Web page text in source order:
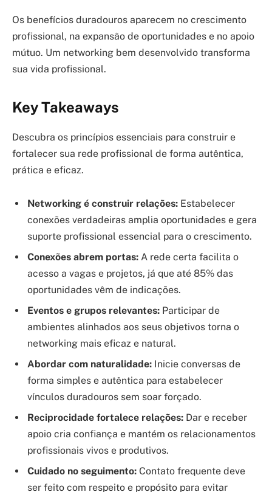
Os benefícios duradouros aparecem no crescimento
profissional, na expansão de oportunidades e no apoio
mútuo. Um networking bem desenvolvido transforma
sua vida profissional.
Key Takeaways
Descubra os princípios essenciais para construir e
fortalecer sua rede profissional de forma autêntica,
prática e eficaz.
Networking é construir relações: Estabelecer
conexões verdadeiras amplia oportunidades e gera
suporte profissional essencial para o crescimento.
Conexões abrem portas: A rede certa facilita o
acesso a vagas e projetos, já que até 85% das
oportunidades vêm de indicações.
Eventos e grupos relevantes: Participar de
ambientes alinhados aos seus objetivos torna o
networking mais eficaz e natural.
Abordar com naturalidade: Inicie conversas de
forma simples e autêntica para estabelecer
vínculos duradouros sem soar forçado.
Reciprocidade fortalece relações: Dar e receber
apoio cria confiança e mantém os relacionamentos
profissionais vivos e produtivos.
Cuidado no seguimento: Contato frequente deve
ser feito com respeito e propósito para evitar